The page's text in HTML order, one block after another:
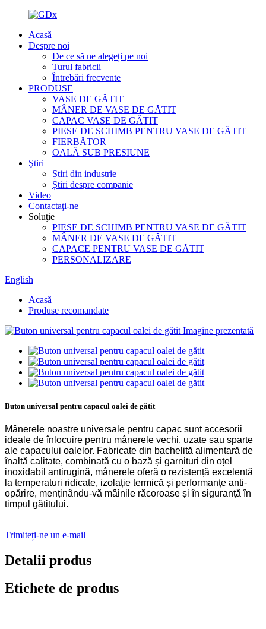
Acasă
Despre noi
De ce să ne alegeți pe noi
Turul fabricii
Întrebări frecvente
PRODUSE
VASE DE GĂTIT
MÂNER DE VASE DE GĂTIT
CAPAC VASE DE GĂTIT
PIESE DE SCHIMB PENTRU VASE DE GĂTIT
FIERBĂTOR
OALĂ SUB PRESIUNE
Ştiri
Știri din industrie
Știri despre companie
Video
Contactaţi-ne
Soluţie
PIESE DE SCHIMB PENTRU VASE DE GĂTIT
MÂNER DE VASE DE GĂTIT
CAPACE PENTRU VASE DE GĂTIT
PERSONALIZARE
English
Acasă
Produse recomandate
Buton universal pentru capacul oalei de gătit
Mânerele noastre universale pentru capac sunt accesorii
ideale de înlocuire pentru mânerele vechi, uzate sau sparte
ale capacului oalelor. Fabricate din bachelită alimentară de
înaltă calitate, combinată cu o bază și garnituri din oțel
inoxidabil antirugină, mânerele oferă o rezistență excelentă
la temperaturi ridicate, izolație termică și performanțe anti-
opărire, menținându-vă mâinile răcoroase și în siguranță în
timpul gătitului.
Trimiteți-ne un e-mail
Detalii produs
Etichete de produs